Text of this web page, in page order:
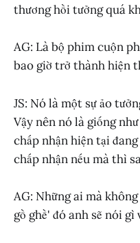
thương hồi tưởng quá
AG: Là bộ phim cuộn
bao giờ trở thành hiện
JS: Nó là một sự ảo
Vậy nên nó là giống
chấp nhận hiện tại
chấp nhận nếu mà thì
AG: Những ai mà
gồ ghề' đó anh sẽ nói gì